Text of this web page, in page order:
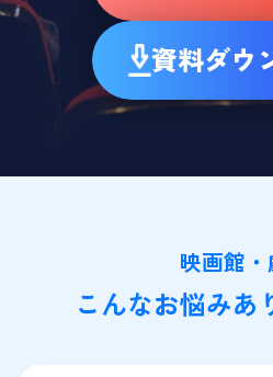
資料ダウ
映画館
こんなお悩みあ